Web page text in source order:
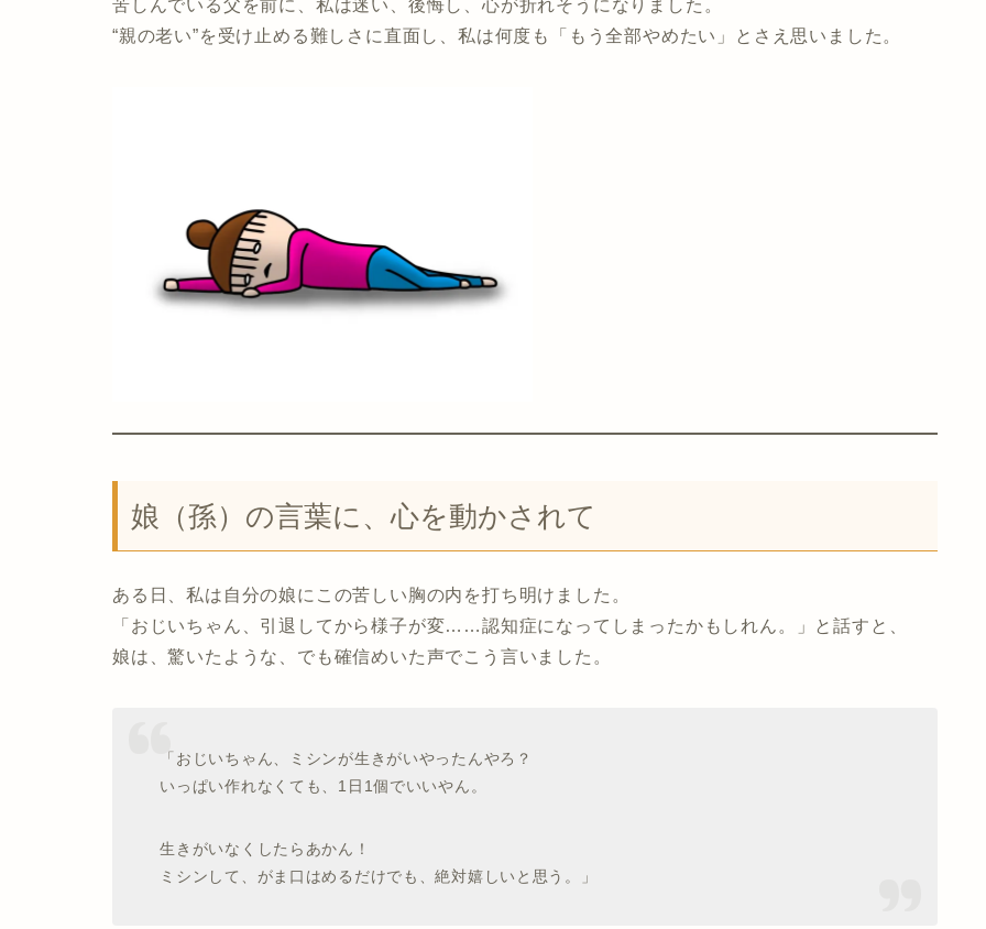
苦しんでいる父を前に、私は迷い、後悔し、心が折れそうになりました。
“親の老い”を受け止める難しさに直面し、私は何度も「もう全部やめたい」とさえ思いました。
娘（孫）の言葉に、心を動かされて
ある日、私は自分の娘にこの苦しい胸の内を打ち明けました。
「おじいちゃん、引退してから様子が変……認知症になってしまったかもしれん。」と話すと、
娘は、驚いたような、でも確信めいた声でこう言いました。
「おじいちゃん、ミシンが生きがいやったんやろ？
いっぱい作れなくても、1日1個でいいやん。
生きがいなくしたらあかん！
ミシンして、がま口はめるだけでも、絶対嬉しいと思う。」